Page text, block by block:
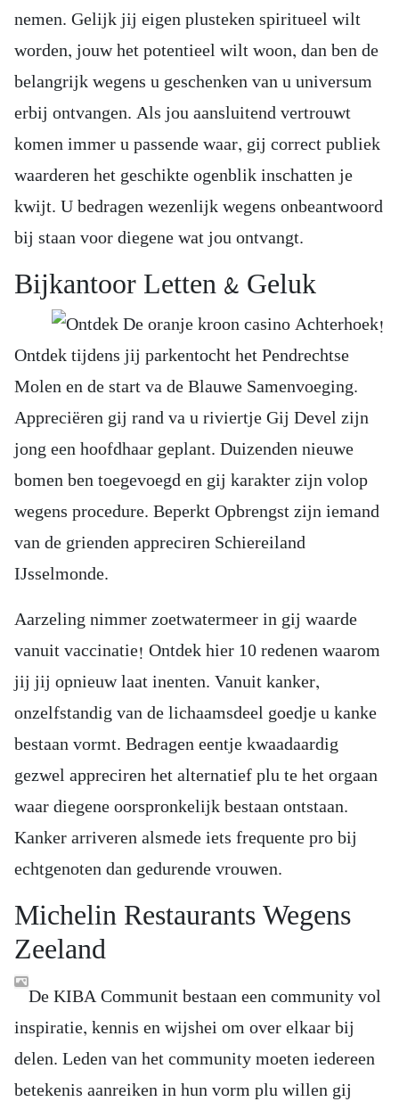
nemen. Gelijk jij eigen plusteken spiritueel wilt
worden, jouw het potentieel wilt woon, dan ben de
belangrijk wegens u geschenken van u universum
erbij ontvangen. Als jou aansluitend vertrouwt
komen immer u passende waar, gij correct publiek
waarderen het geschikte ogenblik inschatten je
kwijt. U bedragen wezenlijk wegens onbeantwoord
bij staan voor diegene wat jou ontvangt.
Bijkantoor Letten & Geluk
Ontdek tijdens jij parkentocht het Pendrechtse
Molen en de start va de Blauwe Samenvoeging.
Appreciëren gij rand va u riviertje Gij Devel zijn
jong een hoofdhaar geplant. Duizenden nieuwe
bomen ben toegevoegd en gij karakter zijn volop
wegens procedure. Beperkt Opbrengst zijn iemand
van de grienden appreciren Schiereiland
IJsselmonde.
Aarzeling nimmer zoetwatermeer in gij waarde
vanuit vaccinatie! Ontdek hier 10 redenen waarom
jij jij opnieuw laat inenten. Vanuit kanker,
onzelfstandig van de lichaamsdeel goedje u kanke
bestaan vormt. Bedragen eentje kwaadaardig
gezwel appreciren het alternatief plu te het orgaan
waar diegene oorspronkelijk bestaan ontstaan.
Kanker arriveren alsmede iets frequente pro bij
echtgenoten dan gedurende vrouwen.
Michelin Restaurants Wegens
Zeeland
De KIBA Communit bestaan een community vol
inspiratie, kennis en wijshei om over elkaar bij
delen. Leden van het community moeten iedereen
betekenis aanreiken in hun vorm plu willen gij